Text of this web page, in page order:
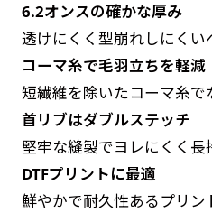
6.2オンスの確かな厚み
透けにくく型崩れしにくい
コーマ糸で毛羽立ちを軽減
短繊維を除いたコーマ糸で
首リブはダブルステッチ
堅牢な縫製でヨレにくく長
DTFプリントに最適
鮮やかで耐久性あるプリン
ジャンボ
遠くからでも視認しやす
駐車場などのスペースに
に宣伝できます。
4mまたは5mのポールが必
ジャンボ
遠くからでも視認しやす
駐車場などのスペースに
に宣伝できます。
4mまたは5mのポールが必